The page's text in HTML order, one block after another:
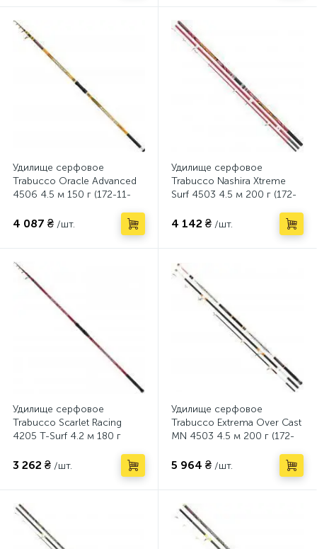
Удилище серфовое
Trabucco Oracle Advanced
4506 4.5 м 150 г (172-11-
4 087 ₴ /шт.
Удилище серфовое
Trabucco Nashira Xtreme
Surf 4503 4.5 м 200 г (172-
4 142 ₴ /шт.
Удилище серфовое
Trabucco Scarlet Racing
4205 T-Surf 4.2 м 180 г
3 262 ₴ /шт.
Удилище серфовое
Trabucco Extrema Over Cast
MN 4503 4.5 м 200 г (172-
5 964 ₴ /шт.